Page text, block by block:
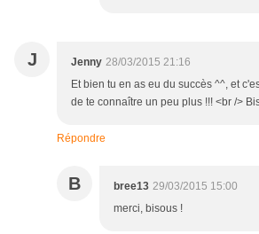
J Jenny 28/03/2015 21:16
Et bien tu en as eu du succès ^^, et
de te connaître un peu plus !!! <br />
Répondre
B bree13 29/03/2015 15:00
merci, bisous !